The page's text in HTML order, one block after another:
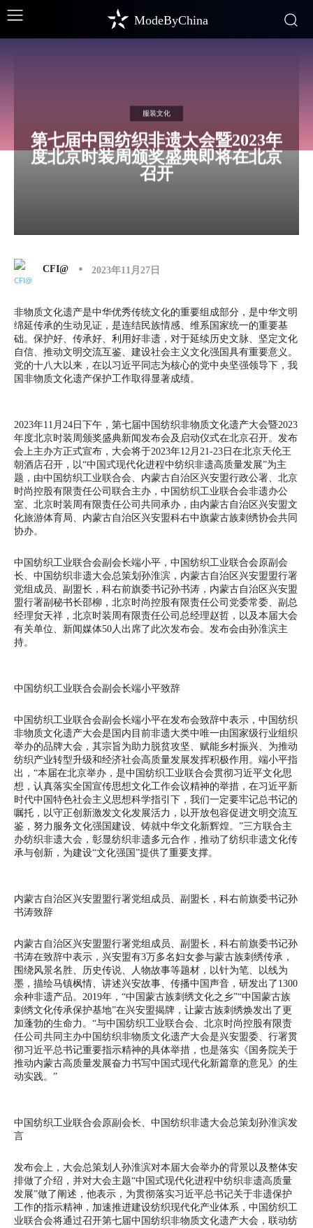
ModeByChina
服装文化
第七届中国纺织非遗大会暨2023年
度北京时装周颁奖盛典即将在北京
召开
CFI@ 2023年11月27日
非物质文化遗产是中华优秀传统文化的重要组成部分，是中华文明
绵延传承的生动见证，是连结民族情感、维系国家统一的重要基
础。保护好、传承好、利用好非遗，对于延续历史文脉、坚定文化
自信、推动文明交流互鉴、建设社会主义文化强国具有重要意义。
党的十八大以来，在以习近平同志为核心的党中央坚强领导下，我
国非物质文化遗产保护工作取得显著成绩。
2023年11月24日下午，第七届中国纺织非物质文化遗产大会暨2023
年度北京时装周颁奖盛典新闻发布会及启动仪式在北京召开。发布
会上主办方正式宣布，大会将于2023年12月21-23日在北京天伦王
朝酒店召开，以“中国式现代化进程中纺织非遗高质量发展”为主
题，由中国纺织工业联合会、内蒙古自治区兴安盟行政公署、北京
时尚控股有限责任公司联合主办，中国纺织工业联合会非遗办公
室、北京时装周有限责任公司共同承办，由内蒙古自治区兴安盟文
化旅游体育局、内蒙古自治区兴安盟科右中旗蒙古族刺绣协会共同
协办。
中国纺织工业联合会副会长端小平，中国纺织工业联合会原副会
长、中国纺织非遗大会总策划孙淮滨，内蒙古自治区兴安盟盟行署
党组成员、副盟长，科右前旗委书记孙书涛，内蒙古自治区兴安盟
盟行署副秘书长邵柳，北京时尚控股有限责任公司党委常委、副总
经理贠天祥，北京时装周有限责任公司总经理赵哲，以及本届大会
有关单位、新闻媒体50人出席了此次发布会。发布会由孙淮滨主
持。
中国纺织工业联合会副会长端小平致辞
中国纺织工业联合会副会长端小平在发布会致辞中表示，中国纺织
非物质文化遗产大会是国内目前非遗大类中唯一由国家级行业组织
举办的品牌大会，其宗旨为助力脱贫攻坚、赋能乡村振兴、为推动
纺织产业转型升级和经济社会高质量发展发挥积极作用。端小平指
出，“本届在北京举办，是中国纺织工业联合会贯彻习近平文化思
想，认真落实全国宣传思想文化工作会议精神的举措，在习近平新
时代中国特色社会主义思想科学指引下，我们一定要牢记总书记的
嘱托，以守正创新激发文化发展活力，以开放包容促进文明交流互
鉴，努力服务文化强国建设、铸就中华文化新辉煌。”三方联合主
办纺织非遗大会，彰显纺织非遗多元合作，推动了纺织非遗文化传
承与创新，为建设“文化强国”提供了重要支撑。
内蒙古自治区兴安盟盟行署党组成员、副盟长，科右前旗委书记孙
书涛致辞
内蒙古自治区兴安盟盟行署党组成员、副盟长，科右前旗委书记孙
书涛在致辞中表示，兴安盟有3万多名妇女参与蒙古族刺绣传承，
围绕风景名胜、历史传说、人物故事等题材，以针为笔、以线为
墨，描绘马镇枫情、讲述兴安故事、传播中国声音，研发出了1300
余种非遗产品。2019年，“中国蒙古族刺绣文化之乡”“中国蒙古族
刺绣文化传承保护基地”在兴安盟揭牌，让蒙古族刺绣焕发出了更
加蓬勃的生命力。“与中国纺织工业联合会、北京时尚控股有限责
任公司共同主办中国纺织非物质文化遗产大会是兴安盟委、行署贯
彻习近平总书记重要指示精神的具体举措，也是落实《国务院关于
推动内蒙古高质量发展奋力书写中国式现代化新篇章的意见》的生
动实践。”
中国纺织工业联合会原副会长、中国纺织非遗大会总策划孙淮滨发
言
发布会上，大会总策划人孙淮滨对本届大会举办的背景以及整体安
排做了介绍，并对大会主题“中国式现代化进程中纺织非遗高质量
发展”做了阐述，他表示，为贯彻落实习近平总书记关于非遗保护
工作的指示精神，加速推进建设纺织现代化产业体系，中国纺织工
业联合会将通过召开第七届中国纺织非物质文化遗产大会，联动纺